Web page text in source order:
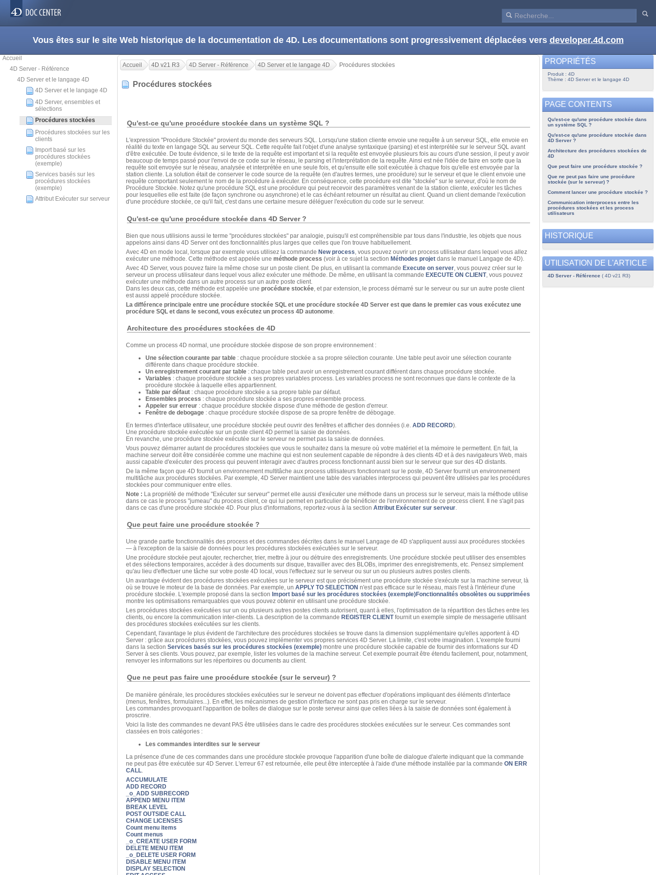
Vous êtes sur le site Web historique de la documentation de 4D. Les documentations sont progressivement déplacées vers developer.4d.com
Accueil
4D Server - Référence
4D Server et le langage 4D
4D Server et le langage 4D
4D Server, ensembles et
sélections
Procédures stockées
Procédures stockées sur les
clients
Import basé sur les
procédures stockées
(exemple)
Services basés sur les
procédures stockées
(exemple)
Attribut Exécuter sur serveur
Accueil 4D v21 R3 4D Server - Référence 4D Server et le langage 4D Procédures stockées
Procédures stockées
Qu'est-ce qu'une procédure stockée dans un système SQL ?
L'expression "Procédure Stockée" provient du monde des serveurs SQL. Lorsqu'une station cliente envoie une requête à un serveur SQL, elle envoie en
réalité du texte en langage SQL au serveur SQL. Cette requête fait l'objet d'une analyse syntaxique (parsing) et est interprétée sur le serveur SQL avant
d'être exécutée. De toute évidence, si le texte de la requête est important et si la requête est envoyée plusieurs fois au cours d'une session, il peut y avoir
beaucoup de temps passé pour l'envoi de ce code sur le réseau, le parsing et l'interprétation de la requête. Ainsi est née l'idée de faire en sorte que la
requête soit envoyée sur le réseau, analysée et interprétée en une seule fois, et qu'ensuite elle soit exécutée à chaque fois qu'elle est envoyée par la
station cliente. La solution était de conserver le code source de la requête (en d'autres termes, une procédure) sur le serveur et que le client envoie une
requête comportant seulement le nom de la procédure à exécuter. En conséquence, cette procédure est dite "stockée" sur le serveur, d'où le nom de
Procédure Stockée. Notez qu'une procédure SQL est une procédure qui peut recevoir des paramètres venant de la station cliente, exécuter les tâches
pour lesquelles elle est faite (de façon synchrone ou asynchrone) et le cas échéant retourner un résultat au client. Quand un client demande l'exécution
d'une procédure stockée, ce qu'il fait, c'est dans une certaine mesure déléguer l'exécution du code sur le serveur.
Qu'est-ce qu'une procédure stockée dans 4D Server ?
Bien que nous utilisions aussi le terme "procédures stockées" par analogie, puisqu'il est compréhensible par tous dans l'industrie, les objets que nous
appelons ainsi dans 4D Server ont des fonctionnalités plus larges que celles que l'on trouve habituellement.
Avec 4D en mode local, lorsque par exemple vous utilisez la commande New process , vous pouvez ouvrir un process utilisateur dans lequel vous allez
exécuter une méthode. Cette méthode est appelée une méthode process (voir à ce sujet la section Méthodes projet dans le manuel Langage de 4D).
Avec 4D Server, vous pouvez faire la même chose sur un poste client. De plus, en utilisant la commande Execute on server , vous pouvez créer sur le
serveur un process utilisateur dans lequel vous allez exécuter une méthode. De même, en utilisant la commande EXECUTE ON CLIENT, vous pouvez
exécuter une méthode dans un autre process sur un autre poste client.
Dans les deux cas, cette méthode est appelée une procédure stockée , et par extension, le process démarré sur le serveur ou sur un autre poste client
est aussi appelé procédure stockée.
La différence principale entre une procédure stockée SQL et une procédure stockée 4D Server est que dans le premier cas vous exécutez une
procédure SQL et dans le second, vous exécutez un process 4D autonome
Architecture des procédures stockées de 4D
Comme un process 4D normal, une procédure stockée dispose de son propre environnement :
Une sélection courante par table : chaque procédure stockée a sa propre sélection courante. Une table peut avoir une sélection courante
différente dans chaque procédure stockée.
Un enregistrement courant par table : chaque table peut avoir un enregistrement courant différent dans chaque procédure stockée.
Variables : chaque procédure stockée a ses propres variables process. Les variables process ne sont reconnues que dans le contexte de la
procédure stockée à laquelle elles appartiennent.
Table par défaut : chaque procédure stockée a sa propre table par défaut.
Ensembles process : chaque procédure stockée a ses propres ensemble process.
Appeler sur erreur : chaque procédure stockée dispose d'une méthode de gestion d'erreur.
Fenêtre de debogage : chaque procédure stockée dispose de sa propre fenêtre de débogage.
En termes d'interface utilisateur, une procédure stockée peut ouvrir des fenêtres et afficher des données (i.e. ADD RECORD).
Une procédure stockée exécutée sur un poste client 4D permet la saisie de données.
En revanche, une procédure stockée exécutée sur le serveur ne permet pas la saisie de données.
Vous pouvez démarrer autant de procédures stockées que vous le souhaitez dans la mesure où votre matériel et la mémoire le permettent. En fait, la
machine serveur doit être considérée comme une machine qui est non seulement capable de répondre à des clients 4D et à des navigateurs Web, mais
aussi capable d'exécuter des process qui peuvent interagir avec d'autres process fonctionnant aussi bien sur le serveur que sur des 4D distants.
De la même façon que 4D fournit un environnement multitâche aux process utilisateurs fonctionnant sur le poste, 4D Server fournit un environnement
multitâche aux procédures stockées. Par exemple, 4D Server maintient une table des variables interprocess qui peuvent être utilisées par les procédures
stockées pour communiquer entre elles.
Note : La propriété de méthode "Exécuter sur serveur" permet elle aussi d'exécuter une méthode dans un process sur le serveur, mais la méthode utilise
dans ce cas le process "jumeau" du process client, ce qui lui permet en particulier de bénéficier de l'environnement de ce process client. Il ne s'agit pas
dans ce cas d'une procédure stockée 4D. Pour plus d'informations, reportez-vous à la section Attribut Exécuter sur serveur.
Que peut faire une procédure stockée ?
Une grande partie fonctionnalités des process et des commandes décrites dans le manuel Langage de 4D s'appliquent aussi aux procédures stockées
— à l'exception de la saisie de données pour les procédures stockées exécutées sur le serveur.
Une procédure stockée peut ajouter, rechercher, trier, mettre à jour ou détruire des enregistrements. Une procédure stockée peut utiliser des ensembles
et des sélections temporaires, accéder à des documents sur disque, travailler avec des BLOBs, imprimer des enregistrements, etc. Pensez simplement
qu'au lieu d'effectuer une tâche sur votre poste 4D local, vous l'effectuez sur le serveur ou sur un ou plusieurs autres postes clients.
Un avantage évident des procédures stockées exécutées sur le serveur est que précisément une procédure stockée s'exécute sur la machine serveur, là
où se trouve le moteur de la base de données. Par exemple, un APPLY TO SELECTION n'est pas efficace sur le réseau, mais l'est à l'intérieur d'une
procédure stockée. L'exemple proposé dans la section Import basé sur les procédures stockées (exemple)Fonctionnalités obsolètes ou supprimées
montre les optimisations remarquables que vous pouvez obtenir en utilisant une procédure stockée.
Les procédures stockées exécutées sur un ou plusieurs autres postes clients autorisent, quant à elles, l'optimisation de la répartition des tâches entre les
clients, ou encore la communication inter-clients. La description de la commande REGISTER CLIENTfournit un exemple simple de messagerie utilisant
des procédures stockées exécutées sur les clients.
Cependant, l'avantage le plus évident de l'architecture des procédures stockées se trouve dans la dimension supplémentaire qu'elles apportent à 4D
Server : grâce aux procédures stockées, vous pouvez implémenter vos propres services 4D Server. La limite, c'est votre imagination. L'exemple fourni
dans la section Services basés sur les procédures stockées (exemple) montre une procédure stockée capable de fournir des informations sur 4D
Server à ses clients. Vous pouvez, par exemple, lister les volumes de la machine serveur. Cet exemple pourrait être étendu facilement, pour, notamment,
renvoyer les informations sur les répertoires ou documents au client.
Que ne peut pas faire une procédure stockée (sur le serveur) ?
De manière générale, les procédures stockées exécutées sur le serveur ne doivent pas effectuer d'opérations impliquant des éléments d'interface
(menus, fenêtres, formulaires...). En effet, les mécanismes de gestion d'interface ne sont pas pris en charge sur le serveur.
Les commandes provoquant l'apparition de boîtes de dialogue sur le poste serveur ainsi que celles liées à la saisie de données sont également à
proscrire.
Voici la liste des commandes ne devant PAS être utilisées dans le cadre des procédures stockées exécutées sur le serveur. Ces commandes sont
classées en trois catégories :
Les commandes interdites sur le serveur
La présence d'une de ces commandes dans une procédure stockée provoque l'apparition d'une boîte de dialogue d'alerte indiquant que la commande
ne peut pas être exécutée sur 4D Server. L'erreur 67 est retournée, elle peut être interceptée à l'aide d'une méthode installée par la commande ON ERR
CALL
ACCUMULATE
ADD RECORD
_o_ADD SUBRECORD
APPEND MENU ITEM
BREAK LEVEL
POST OUTSIDE CALL
CHANGE LICENSES
Count menu items
Count menus
_o_CREATE USER FORM
DELETE MENU ITEM
_o_DELETE USER FORM
DISABLE MENU ITEM
DISPLAY SELECTION
PROPRIÉTÉS
Produit : 4D
Thème : 4D Server et le langage 4D
PAGE CONTENTS
Qu'est-ce qu'une procédure stockée dans
un système SQL ?
Qu'est-ce qu'une procédure stockée dans
4D Server ?
Architecture des procédures stockées de
4D
Que peut faire une procédure stockée ?
Que ne peut pas faire une procédure
stockée (sur le serveur) ?
Comment lancer une procédure stockée ?
Communication interprocess entre les
procédures stockées et les process
utilisateurs
HISTORIQUE
UTILISATION DE L'ARTICLE
4D Server - Référence( 4D v21 R3)